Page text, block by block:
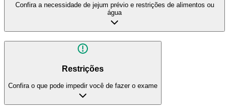
Confira a necessidade de jejum prévio e restrições de alimentos ou
água
Restrições
Confira o que pode impedir você de fazer o exame